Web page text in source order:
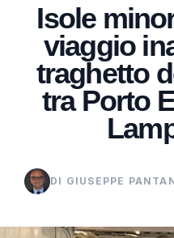
Isole
viaggio
traghetto
tra Porto
DI GIUSEPPE